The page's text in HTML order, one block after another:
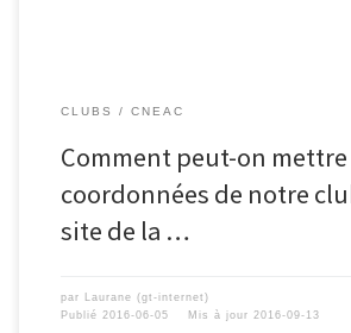
CLUBS CNEAC
Comment peut-on mettre
coordonnées de notre
site de la …
par
Laurane (gt-internet)
Publié 2016-06-05 Mis à jour 2016-09-13